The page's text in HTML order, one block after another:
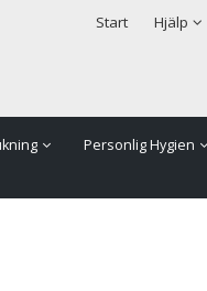
Start Hjälp
Säkerhet & Cookies
Personlig Hygien